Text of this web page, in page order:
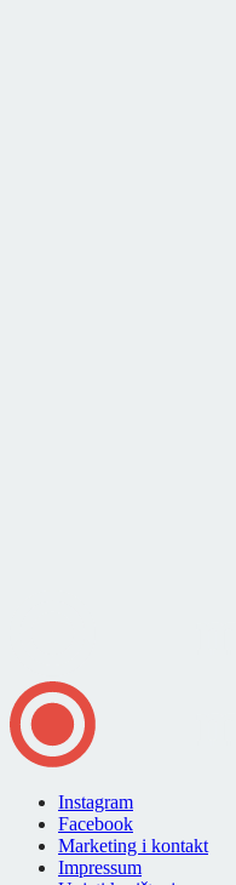
Instagram
Facebook
Marketing i kontakt
Impressum